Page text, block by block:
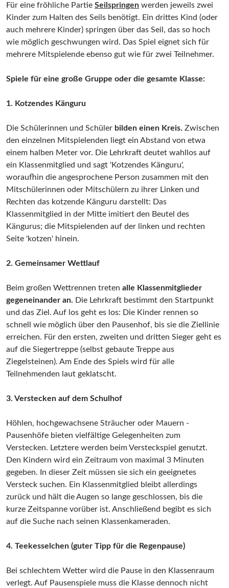
Für eine fröhliche Partie Seilspringen werden jeweils zwei
Kinder zum Halten des Seils benötigt. Ein drittes Kind (oder
auch mehrere Kinder) springen über das Seil, das so hoch
wie möglich geschwungen wird. Das Spiel eignet sich für
mehrere Mitspielende ebenso gut wie für zwei Teilnehmer.
Spiele für eine große Gruppe oder die gesamte Klasse:
1. Kotzendes Känguru
Die Schülerinnen und Schüler bilden einen Kreis. Zwischen
den einzelnen Mitspielenden liegt ein Abstand von etwa
einem halben Meter vor. Die Lehrkraft deutet wahllos auf
ein Klassenmitglied und sagt 'Kotzendes Känguru',
woraufhin die angesprochene Person zusammen mit den
Mitschülerinnen oder Mitschülern zu ihrer Linken und
Rechten das kotzende Känguru darstellt: Das
Klassenmitglied in der Mitte imitiert den Beutel des
Kängurus; die Mitspielenden auf der linken und rechten
Seite 'kotzen' hinein.
2. Gemeinsamer Wettlauf
Beim großen Wettrennen treten alle Klassenmitglieder
gegeneinander an. Die Lehrkraft bestimmt den Startpunkt
und das Ziel. Auf los geht es los: Die Kinder rennen so
schnell wie möglich über den Pausenhof, bis sie die Ziellinie
erreichen. Für den ersten, zweiten und dritten Sieger geht es
auf die Siegertreppe (selbst gebaute Treppe aus
Ziegelsteinen). Am Ende des Spiels wird für alle
Teilnehmenden laut geklatscht.
3. Verstecken auf dem Schulhof
Höhlen, hochgewachsene Sträucher oder Mauern -
Pausenhöfe bieten vielfältige Gelegenheiten zum
Verstecken. Letztere werden beim Versteckspiel genutzt.
Den Kindern wird ein Zeitraum von maximal 3 Minuten
gegeben. In dieser Zeit müssen sie sich ein geeignetes
Versteck suchen. Ein Klassenmitglied bleibt allerdings
zurück und hält die Augen so lange geschlossen, bis die
kurze Zeitspanne vorüber ist. Anschließend begibt es sich
auf die Suche nach seinen Klassenkameraden.
4. Teekesselchen (guter Tipp für die Regenpause)
Bei schlechtem Wetter wird die Pause in den Klassenraum
verlegt. Auf Pausenspiele muss die Klasse dennoch nicht